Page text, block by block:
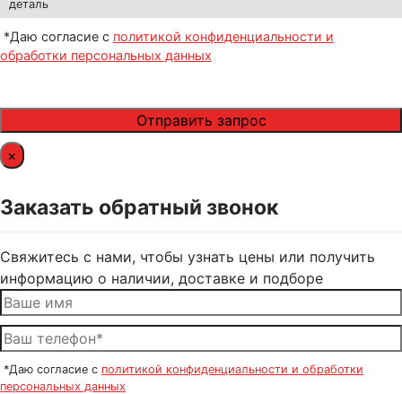
деталь
*Даю согласие с политикой конфиденциальности и
обработки персональных данных
×
Заказать обратный звонок
Свяжитесь с нами, чтобы узнать цены или получить
информацию о наличии, доставке и подборе
*Даю согласие с политикой конфиденциальности и обработки
персональных данных